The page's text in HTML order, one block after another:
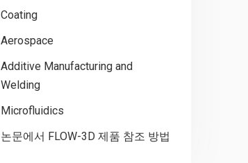
Coating
Aerospace
Additive Manufacturing and
Welding
Microfluidics
논문에서 FLOW-3D 제품 참조 방법